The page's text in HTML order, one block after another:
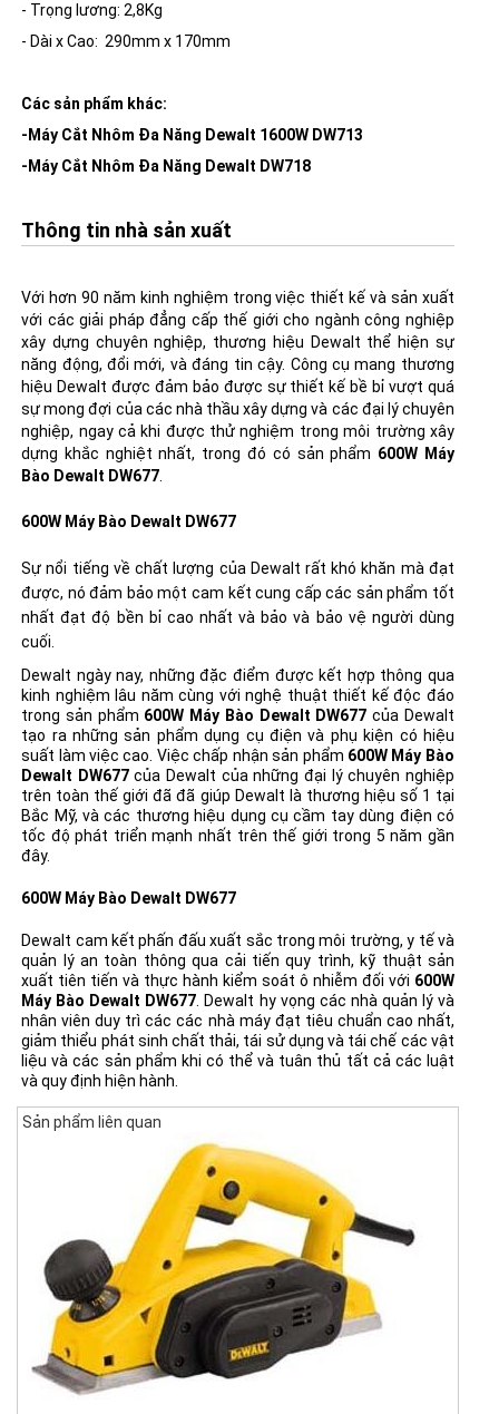
- Trọng lương: 2,8Kg
- Dài x Cao: 290mm x 170mm
Các sản phẩm khác:
- Máy Cắt Nhôm Đa Năng Dewalt 1600W DW713
-Máy Cắt Nhôm Đa Năng Dewalt DW718
Thông tin nhà sản xuất
Với hơn 90 năm kinh nghiệm trong việc thiết kế và sản xuất
với các giải pháp đẳng cấp thế giới cho ngành công nghiệp
xây dựng chuyên nghiệp, thương hiệu Dewalt thể hiện sự
năng động, đổi mới, và đáng tin cậy. Công cụ mang thương
hiệu Dewalt được đảm bảo được sự thiết kế bề bỉ vượt quá
sự mong đợi của các nhà thầu xây dựng và các đại lý chuyên
nghiệp, ngay cả khi được thử nghiệm trong môi trường xây
dựng khắc nghiệt nhất, trong đó có sản phẩm 600W Máy
Bào Dewalt DW677
600W Máy Bào Dewalt DW677
Sự nổi tiếng về chất lượng của Dewalt rất khó khăn mà đạt
được, nó đảm bảo một cam kết cung cấp các sản phẩm tốt
nhất đạt độ bền bỉ cao nhất và bảo và bảo vệ người dùng
cuối.
Dewalt ngày nay, những đặc điểm được kết hợp thông qua
kinh nghiệm lâu năm cùng với nghệ thuật thiết kế độc đáo
trong sản phẩm 600W Máy Bào Dewalt DW677 của Dewalt
tạo ra những sản phẩm dụng cụ điện và phụ kiện có hiệu
suất làm việc cao. Việc chấp nhận sản phẩm 600W Máy Bào
Dewalt DW677của Dewalt của những đại lý chuyên nghiệp
trên toàn thế giới đã đã giúp Dewalt là thương hiệu số 1 tại
Bắc Mỹ, và các thương hiệu dụng cụ cầm tay dùng điện có
tốc độ phát triển mạnh nhất trên thế giới trong 5 năm gần
đây.
600W Máy Bào Dewalt DW677
Dewalt cam kết phấn đấu xuất sắc trong môi trường, y tế và
quản lý an toàn thông qua cải tiến quy trình, kỹ thuật sản
xuất tiên tiến và thực hành kiểm soát ô nhiễm đối với 600W
Máy Bào Dewalt DW677 . Dewalt hy vọng các nhà quản lý và
nhân viên duy trì các các nhà máy đạt tiêu chuẩn cao nhất,
giảm thiểu phát sinh chất thải, tái sử dụng và tái chế các vật
liệu và các sản phẩm khi có thể và tuân thủ tất cả các luật
và quy định hiện hành.
Sản phẩm liên quan